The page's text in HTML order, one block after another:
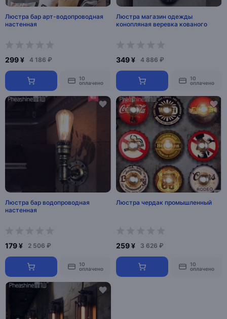
Люстра бар арт-водопроводная
настенная
299 ¥ 4 186 ₽
10
оплачено
Люстра магазин одежды
конопляная веревка кованого
349 ¥ 4 886 ₽
10
оплачено
Люстра бар водопроводная
настенная
179 ¥ 2 506 ₽
10
оплачено
Люстра чердак промышленный
259 ¥ 3 626 ₽
10
оплачено